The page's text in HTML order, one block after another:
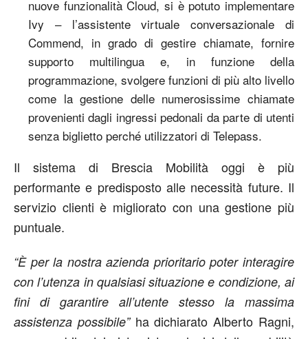
nuove funzionalità Cloud, si è potuto implementare
Ivy – l’assistente virtuale conversazionale di
Commend, in grado di gestire chiamate, fornire
supporto multilingua e, in funzione della
programmazione, svolgere funzioni di più alto livello
come la gestione delle numerosissime chiamate
provenienti dagli ingressi pedonali da parte di utenti
senza biglietto perché utilizzatori di Telepass.
Il sistema di Brescia Mobilità oggi è più
performante e predisposto alle necessità future. Il
servizio clienti è migliorato con una gestione più
puntuale.
“È per la nostra azienda prioritario poter interagire
con l’utenza in qualsiasi situazione e condizione, ai
fini di garantire all’utente stesso la massima
assistenza possibile” ha dichiarato Alberto Ragni,